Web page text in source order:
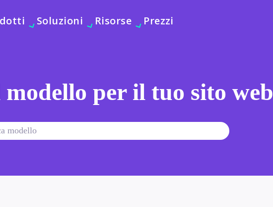
Soluzioni Risorse Prezzi
modello per il tuo sito web